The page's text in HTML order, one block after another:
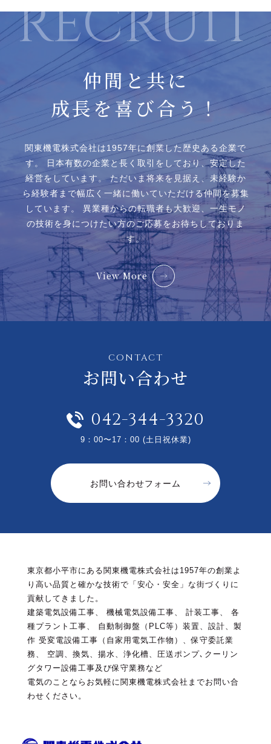
仲間と共に
成長を喜び合う！
関東機電株式会社は1957年に創業した歴史ある企業で
す。
日本有数の企業と⻑く取引をしており、安定した
経営をしています。ただいま将来を見据え、未経験か
ら経験者まで幅広く一緒に働いていただける仲間を募集
しています。
異業種からの転職者も大歓迎、一生モノ
の技術を身につけたい方のご応募をお待ちしておりま
す。
View More
CONTACT
お問い合わせ
042-344-3320
9：00〜17：00 (土日祝休業)
お問い合わせフォーム
東京都小平市にある関東機電株式会社は1957年の創業よ
り高い品質と確かな技術で「安心・安全」な街づくりに
貢献してきました。
建築電気設備工事、 機械電気設備工事、 計装工事、 各
種プラント工事、 自動制御盤（PLC等）装置、設計、製
作 受変電設備工事（自家用電気工作物）、保守委託業
務、 空調、換気、揚水、浄化槽、圧送ポンプ､クーリン
グタワー設備工事及び保守業務など
電気のことならお気軽に関東機電株式会社までお問い合
わせください。